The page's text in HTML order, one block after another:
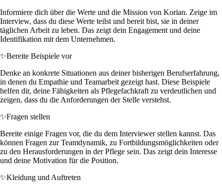
Informiere dich über die Werte und die Mission von Korian. Zeige im
Interview, dass du diese Werte teilst und bereit bist, sie in deiner
täglichen Arbeit zu leben. Das zeigt dein Engagement und deine
Identifikation mit dem Unternehmen.
✨Bereite Beispiele vor
Denke an konkrete Situationen aus deiner bisherigen Berufserfahrung,
in denen du Empathie und Teamarbeit gezeigt hast. Diese Beispiele
helfen dir, deine Fähigkeiten als Pflegefachkraft zu verdeutlichen und
zeigen, dass du die Anforderungen der Stelle verstehst.
✨Fragen stellen
Bereite einige Fragen vor, die du dem Interviewer stellen kannst. Das
können Fragen zur Teamdynamik, zu Fortbildungsmöglichkeiten oder
zu den Herausforderungen in der Pflege sein. Das zeigt dein Interesse
und deine Motivation für die Position.
✨Kleidung und Auftreten